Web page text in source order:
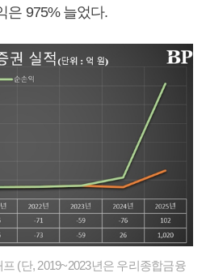
은 975% 늘었다.
(단, 2019~2023년은 우리종합금융